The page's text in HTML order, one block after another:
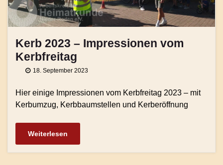
Kerb 2023 – Impressionen vom
Kerbfreitag
18. September 2023
Hier einige Impressionen vom Kerbfreitag 2023 – mit
Kerbumzug, Kerbbaumstellen und Kerberöffnung
Weiterlesen